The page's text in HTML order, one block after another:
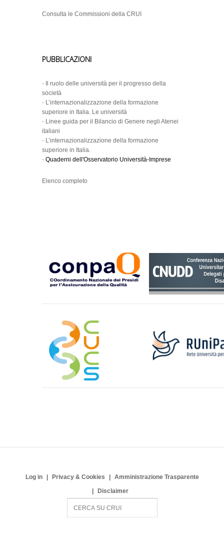
Consulta le Commissioni della CRUI
PUBBLICAZIONI
-
Il ruolo delle università per il progresso della
società
- L’internazionalizzazione della formazione
superiore in Italia. Le università
- Linee guida per il Bilancio di Genere negli Atenei
italiani
- L’internazionalizzazione della formazione
superiore in Italia.
- Quaderni dell'Osservatorio Università-Imprese
Elenco completo
Log in Privacy & Cookies
Amministrazione Trasparente
Disclaimer